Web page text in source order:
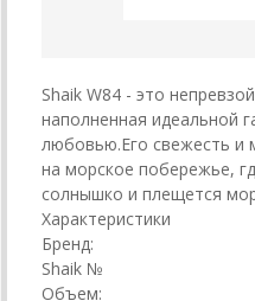
Shaik W84 - это
наполненная идеальной
любовью.Его свежесть и
на морское побережье,
солнышко и плещется
Характеристики
Бренд:
Shaik №
Объем: